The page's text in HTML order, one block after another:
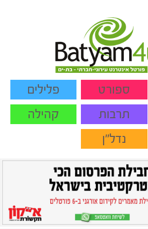
ספורט
פלילים
תרבות
קהילה
נדל"ן